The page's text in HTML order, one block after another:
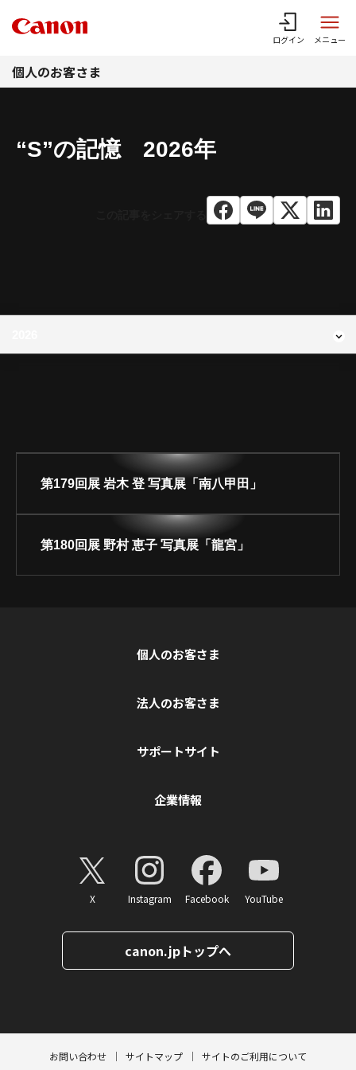
ログイン メニュー
個人のお客さま
“S”の記憶 2026年
第179回展 岩木 登 写真展「南八甲田」
第180回展 野村 恵子 写真展「龍宮」
個人のお客さま
法人のお客さま
サポートサイト
企業情報
X Instagram Facebook YouTube
canon.jpトップへ
お問い合わせ サイトマップ サイトのご利用について